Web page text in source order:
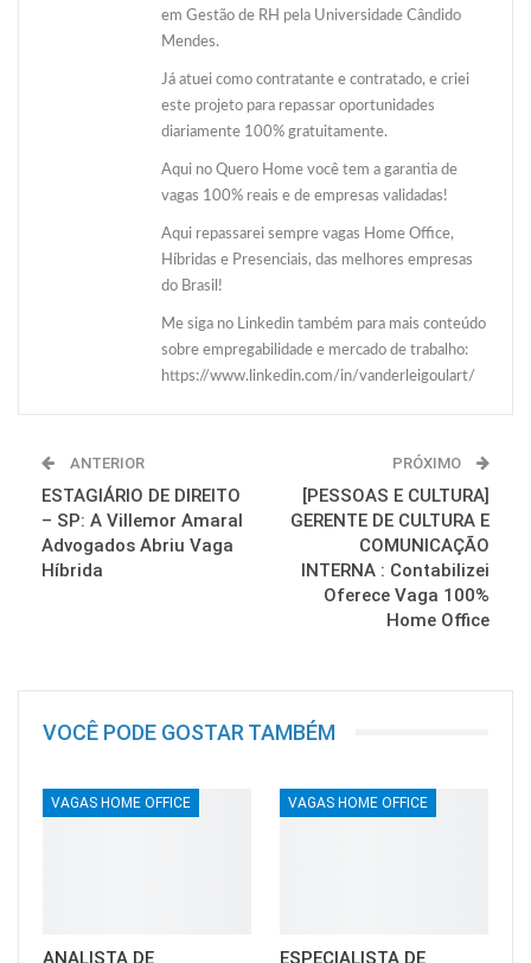
em Gestão de RH pela Universidade Cândido
Mendes.
Já atuei como contratante e contratado, e criei
este projeto para repassar oportunidades
diariamente 100% gratuitamente.
Aqui no Quero Home você tem a garantia de
vagas 100% reais e de empresas validadas!
Aqui repassarei sempre vagas Home Office,
Híbridas e Presenciais, das melhores empresas
do Brasil!
Me siga no Linkedin também para mais conteúdo
sobre empregabilidade e mercado de trabalho:
https://www.linkedin.com/in/vanderleigoulart/
ANTERIOR
ESTAGIÁRIO DE DIREITO
– SP: A Villemor Amaral
Advogados Abriu Vaga
Híbrida
PRÓXIMO
[PESSOAS E CULTURA]
GERENTE DE CULTURA E
COMUNICAÇÃO
INTERNA : Contabilizei
Oferece Vaga 100%
Home Office
VOCÊ PODE GOSTAR TAMBÉM
VAGAS HOME OFFICE
ANALISTA DE
VAGAS HOME OFFICE
ESPECIALISTA DE